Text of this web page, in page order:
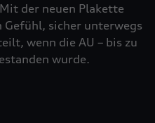
der neuen Plakette
sicher unterwegs
wenn die AU – bis zu
wurde.